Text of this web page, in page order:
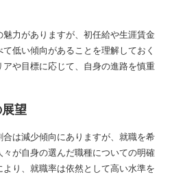
力がありますが、初任給や生涯賃金
低い傾向があることを理解しておく
や目標に応じて、自身の進路を慎重
望
は減少傾向にありますが、就職を希
が自身の選んだ職種についての明確
り、就職率は依然として高い水準を